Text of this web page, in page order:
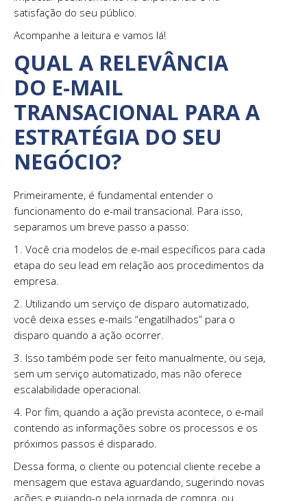
satisfação do seu público.
Acompanhe a leitura e vamos lá!
QUAL A RELEVÂNCIA
DO E-MAIL
TRANSACIONAL PARA A
ESTRATÉGIA DO SEU
NEGÓCIO?
Primeiramente, é fundamental entender o
funcionamento do e-mail transacional. Para isso,
separamos um breve passo a passo:
1. Você cria modelos de e-mail específicos para cada
etapa do seu lead em relação aos procedimentos da
empresa.
2. Utilizando um serviço de disparo automatizado,
você deixa esses e-mails “engatilhados” para o
disparo quando a ação ocorrer.
3. Isso também pode ser feito manualmente, ou seja,
sem um serviço automatizado, mas não oferece
escalabilidade operacional.
4. Por fim, quando a ação prevista acontece, o e-mail
contendo as informações sobre os processos e os
próximos passos é disparado.
Dessa forma, o cliente ou potencial cliente recebe a
mensagem que estava aguardando, sugerindo novas
ações e guiando-o pela jornada de compra, ou